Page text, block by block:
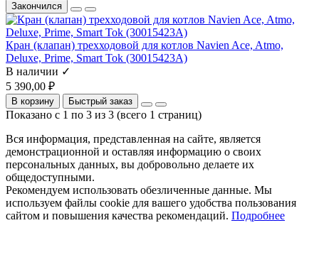
Закончился
Кран (клапан) трехходовой для котлов Navien Ace, Atmo,
Deluxe, Prime, Smart Tok (30015423A)
В наличии ✓
5 390,00 ₽
В корзину Быстрый заказ
Показано с 1 по 3 из 3 (всего 1 страниц)
Вся информация, представленная на сайте, является
демонстрационной и оставляя информацию о своих
персональных данных, вы добровольно делаете их
общедоступными.
Рекомендуем использовать обезличенные данные. Мы
используем файлы cookie для вашего удобства пользования
сайтом и повышения качества рекомендаций. Подробнее